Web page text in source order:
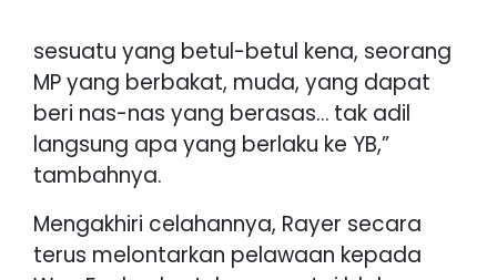
sesuatu yang betul-betul kena, seorang
MP yang berbakat, muda, yang dapat
beri nas-nas yang berasas… tak adil
langsung apa yang berlaku ke YB,”
tambahnya.
Mengakhiri celahannya, Rayer secara
terus melontarkan pelawaan kepada